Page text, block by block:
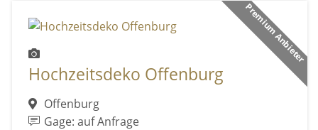
Premium Anbieter
Hochzeitsdeko Offenburg
Offenburg
Gage: auf Anfrage